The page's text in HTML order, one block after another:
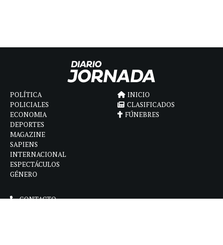
POLÍTICA
POLICIALES
ECONOMIA
DEPORTES
MAGAZINE
SAPIENS
INTERNACIONAL
ESPECTÁCULOS
GÉNERO
INICIO
CLASIFICADOS
FÚNEBRES
CONTACTO